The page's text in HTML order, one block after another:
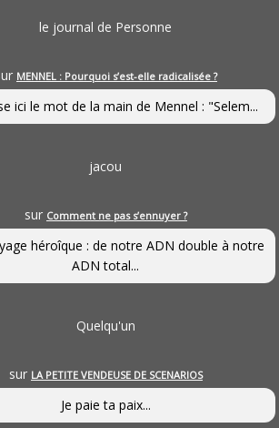
le journal de Personne
MENNEL : Pourquoi s’est-elle radicalisée ?
ici le mot de la main de Mennel : "Selem...
jacou
sur Comment ne pas s’ennuyer ?
héroîque : de notre ADN double à notre
ADN total...
Quelqu'un
sur LA PETITE VENDEUSE DE SCENARIOS
Je paie ta paix...